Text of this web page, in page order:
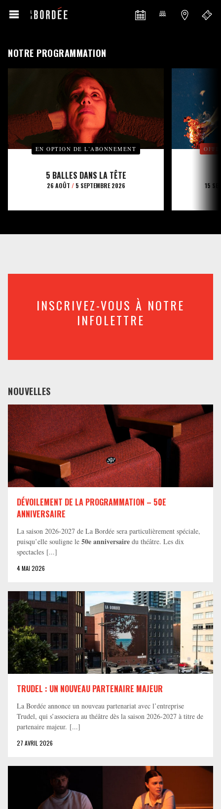
NOTRE PROGRAMMATION
EN OPTION DE L’ABONNEMENT
5 BALLES DANS LA TÊTE
26 AOÛT /5 SEPTEMBRE 2026 15
INSCRIVEZ-VOUS À NOTRE
INFOLETTRE
NOUVELLES
DÉVOILEMENT DE LA PROGRAMMATION – 50E
ANNIVERSAIRE
La saison 2026-2027 de La Bordée sera particulièrement spéciale,
puisqu’elle souligne le 50e anniversaire du théâtre. Les dix
spectacles [...]
4 MAI 2026
TRUDEL : UN NOUVEAU PARTENAIRE MAJEUR
La Bordée annonce un nouveau partenariat avec l’entreprise
Trudel, qui s’associera au théâtre dès la saison 2026-2027 à titre de
partenaire majeur. [...]
27 AVRIL 2026